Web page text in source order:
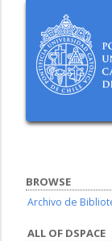
BROWSE
Archivo de
ALL OF DSPACE